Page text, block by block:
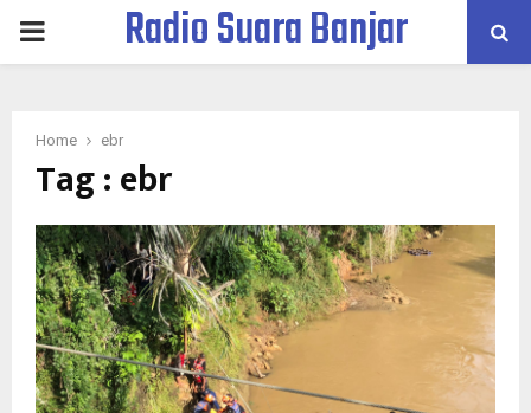
PRIMARYRadio Suara Banjar
Home ebr
Tag : ebr